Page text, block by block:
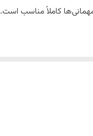
مهمانی‌ها کاملاً مناسب است.